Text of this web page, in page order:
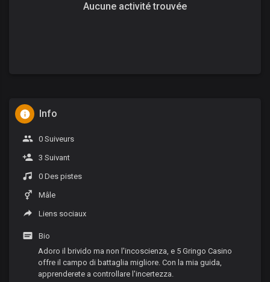
Aucune activité trouvée
Info
0 Suiveurs
3 Suivant
0 Des pistes
Mâle
Liens sociaux
Bio
Adoro il brivido ma non l'incoscienza, e 5 Gringo Casino
offre il campo di battaglia migliore. Con la mia guida,
apprenderete a controllare l'incertezza.